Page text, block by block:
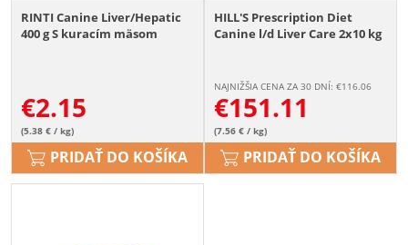
RINTI Canine Liver/Hepatic
400 g S kuracím mäsom
€2.15
(5.38 € / kg)
PRIDAŤ DO KOŠÍKA
HILL'S Prescription Diet
Canine l/d Liver Care 2x10 kg
NAJNIŽŠIA CENA ZA 30 DNÍ: €116.06
€151.11
(7.56 € / kg)
PRIDAŤ DO KOŠÍKA